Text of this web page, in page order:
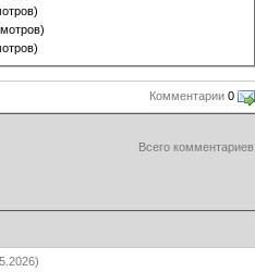
Комментарии 0
Всего комментариев